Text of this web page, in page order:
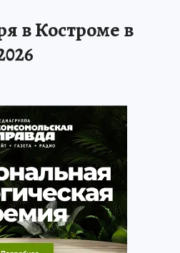
в Костроме в